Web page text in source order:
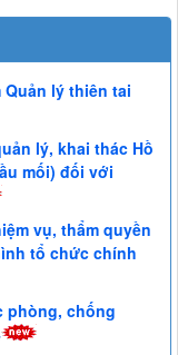
lý thiên tai
lý, khai thác Hồ
mối) đối với
vụ, thẩm quyền
tổ chức chính
phòng, chống